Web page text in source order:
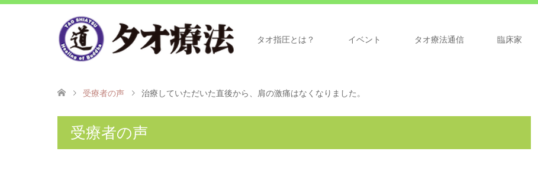
タオ指圧とは？ イベント タオ療法通信 臨床家
受療者の声 治療していただいた直後から、肩の激痛はなくなりました。
受療者の声